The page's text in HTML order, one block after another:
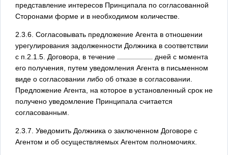
представление интересов Принципала по согласованной
Сторонами форме и в необходимом количестве.
2.3.6. Согласовывать предложение Агента в отношении
урегулирования задолженности Должника в соответствии
с п.2.1.5. Договора, в течение
дней с момента
его получения, путем уведомления Агента в письменном
виде о согласовании либо об отказе в согласовании.
Предложение Агента, на которое в установленный срок не
получено уведомление Принципала считается
согласованным.
2.3.7. Уведомить Должника о заключенном Договоре с
Агентом и об осуществляемых Агентом полномочиях.